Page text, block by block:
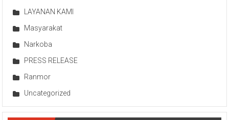
LAYANAN KAMI
Masyarakat
Narkoba
PRESS RELEASE
Ranmor
Uncategorized